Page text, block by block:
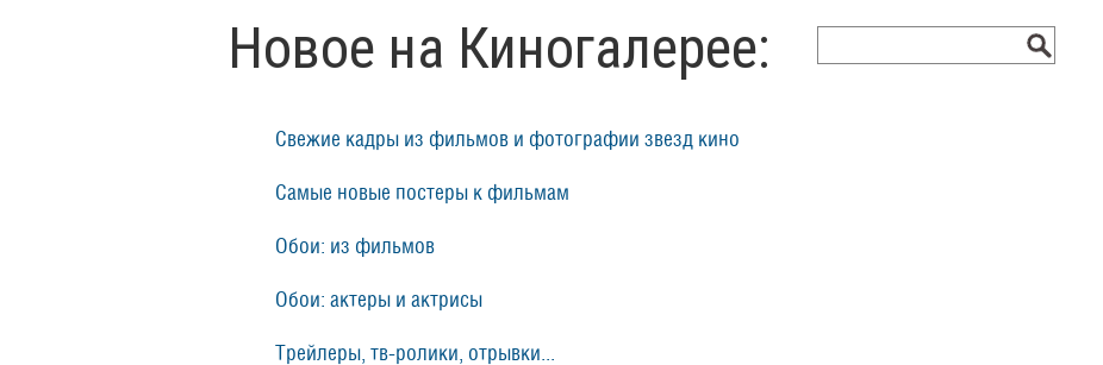
Новое на Киногалерее:
Свежие кадры из фильмов и фотографии звезд кино
Самые новые постеры к фильмам
Обои: из фильмов
Обои: актеры и актрисы
Трейлеры, тв-ролики, отрывки...